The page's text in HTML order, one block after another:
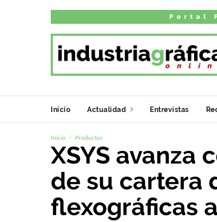
Portal
Inicio Actualidad Entrevistas
Inicio Productos
XSYS avanza
de su cartera
flexográficas